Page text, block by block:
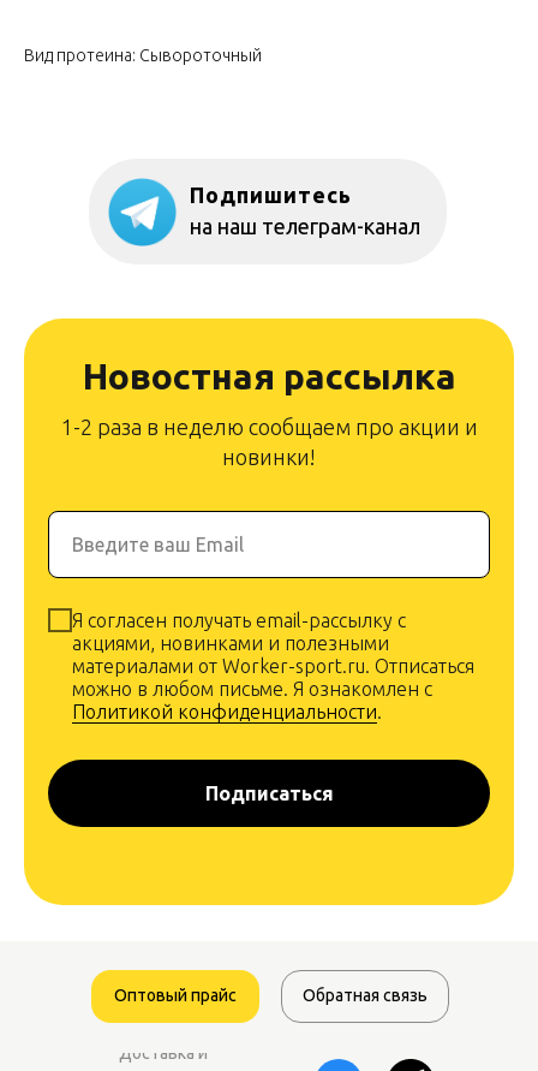
Вид протеина: Сывороточный
Подпишитесь
на наш телеграм-канал
Новостная рассылка
1-2 раза в неделю сообщаем про акции и
новинки!
Введите ваш Email
Я согласен получать email-рассылку с
акциями, новинками и полезными
материалами от Worker-sport.ru. Отписаться
можно в любом письме. Я ознакомлен с
Политикой конфиденциальности.
Подписаться
Доставка и
Оптовый прайс Обратная связь